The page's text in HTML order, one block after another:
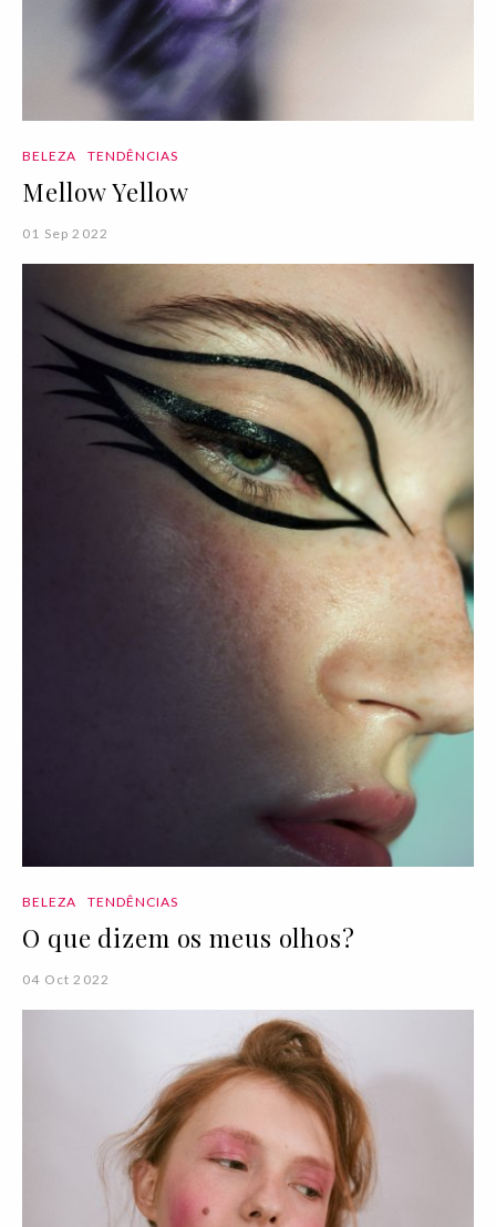
BELEZA TENDÊNCIAS
Mellow Yellow
01 Sep 2022
BELEZA TENDÊNCIAS
O que dizem os meus olhos?
04 Oct 2022